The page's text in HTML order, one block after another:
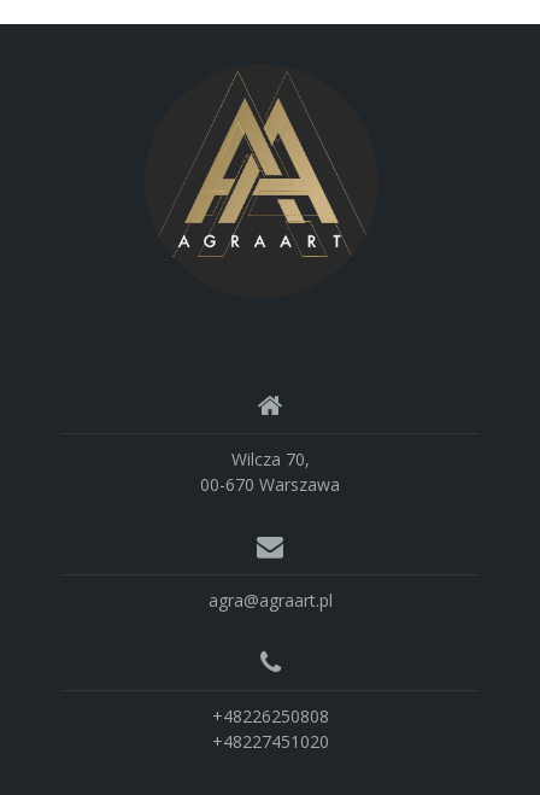
Wilcza 70,
00-670 Warszawa
agra@agraart.pl
+48226250808
+48227451020